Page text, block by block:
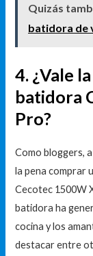
Quizás
batidora de
4. ¿Vale
batidora
Pro?
Como bloggers,
la pena comprar
Cecotec 1500W
batidora ha
cocina y los
destacar entre